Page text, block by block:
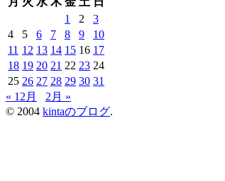
1
2
3
4
5 6 7 8 9
10
11 12 13 14 15 16 17
18 19 20 21 22 23 24
25 26 27 28 29 30 31
« 12月
2月 »
© 2004 kintaのブログ.